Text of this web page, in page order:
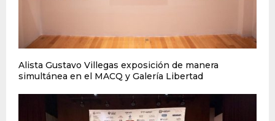
Alista Gustavo Villegas exposición de manera
simultánea en el MACQ y Galería Libertad